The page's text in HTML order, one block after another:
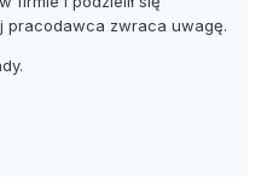
pracodawca zwraca uwagę.